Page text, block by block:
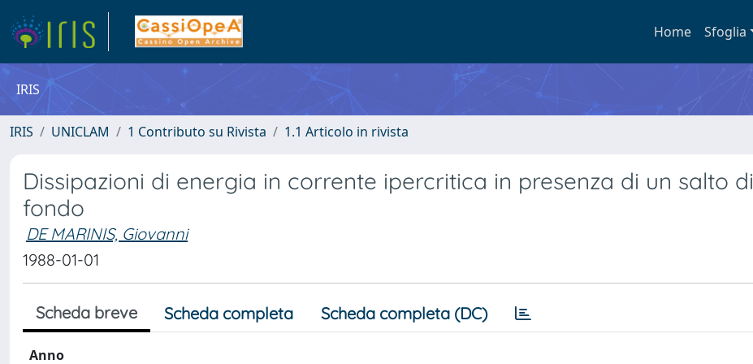
Home Sfoglia
IRIS
IRIS UNICLAM 1 Contributo su Rivista 1.1 Articolo in rivista
Dissipazioni di energia in corrente ipercritica in presenza di un salto di
fondo
DE MARINIS, Giovanni
1988-01-01
Scheda breve Scheda completa Scheda completa (DC)
Anno